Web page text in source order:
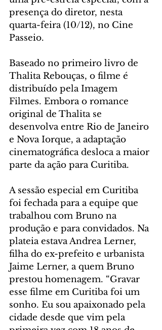
presença do diretor, nesta
quarta-feira (10/12), no Cine
Passeio.
Baseado no primeiro livro de
Thalita Rebouças, o filme é
distribuído pela Imagem
Filmes. Embora o romance
original de Thalita se
desenvolva entre Rio de Janeiro
e Nova Iorque, a adaptação
cinematográfica desloca a maior
parte da ação para Curitiba.
A sessão especial em Curitiba
foi fechada para a equipe que
trabalhou com Bruno na
produção e para convidados. Na
plateia estava Andrea Lerner,
filha do ex-prefeito e urbanista
Jaime Lerner, a quem Bruno
prestou homenagem. “Gravar
esse filme em Curitiba foi um
sonho. Eu sou apaixonado pela
cidade desde que vim pela